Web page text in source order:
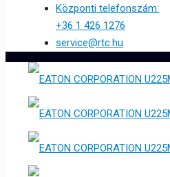
Központi telefonszám:
+36 1 426 1276
service@rtc.hu